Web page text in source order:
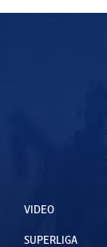
VIDEO
SUPERLIGA